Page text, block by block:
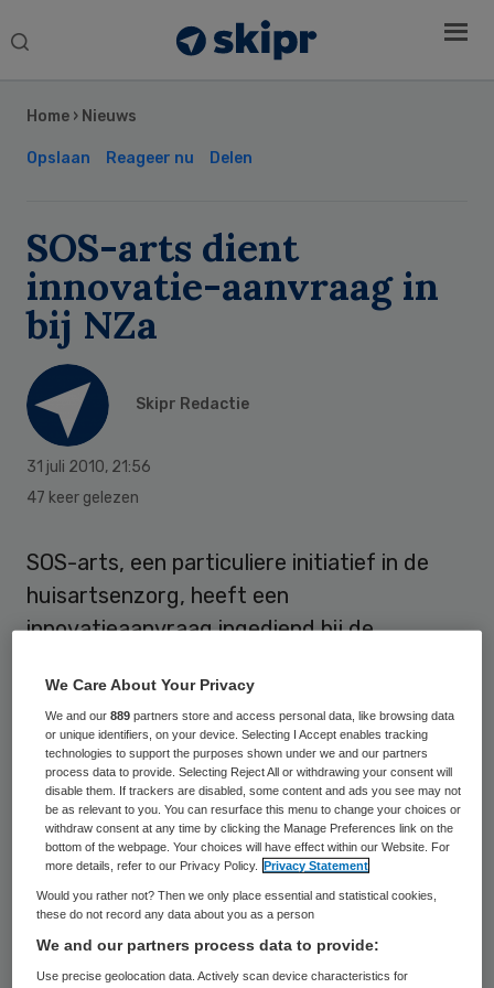
Search
Home › Nieuws
Opslaan Reageer nu Delen
SOS-arts dient
innovatie-aanvraag in
bij NZa
Skipr Redactie
31 juli 2010, 21:56
47 keer gelezen
SOS-arts, een particuliere initiatief in de
huisartsenzorg, heeft een
innovatieaanvraag ingediend bij de
wijze van innovatief experiment op 1 januari
2011 beginnen met huisartsenzorg op
afroep in de Randstad.
Tweejarig experiment
Als de NZa de aanvraag goedkeurt, loopt
het experiment gedurende twee jaar voor
verzekerden van Stad Holland. Andere
Sidebar
We Care About Your Privacy
We and our889 partners store and access personal data, like browsing data
or unique identifiers, on your device. Selecting I Accept enables tracking
technologies to support the purposes shown under we and our partners
process data to provide. Selecting Reject All or withdrawing your consent will
disable them. If trackers are disabled, some content and ads you see may not
be as relevant to you. You can resurface this menu to change your choices or
withdraw consent at any time by clicking the Manage Preferences link on the
bottom of the webpage. Your choices will have effect within our Website. For
more details, refer to our Privacy Policy.
Privacy Statement
Would you rather not? Then we only place essential and statistical cookies,
these do not record any data about you as a person
We and our partners process data to provide:
Use precise geolocation data. Actively scan device characteristics for